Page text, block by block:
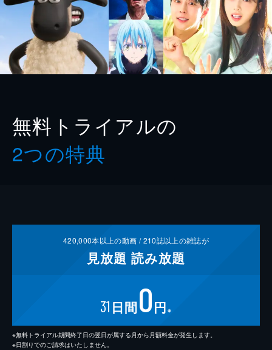
無料トライアルの
2つの特典
420,000本以上の動画 /210誌以上の雑誌が
見放題 読み放題
31 日間0円 ※
※無料トライアル期間終了日の翌日が属する月から月額料金が発生します。
※日割りでのご請求はいたしません。